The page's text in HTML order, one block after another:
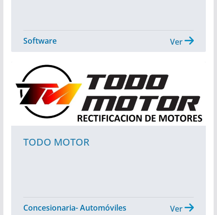
Ver
Software
TODO MOTOR
Ver
Concesionaria- Automóviles